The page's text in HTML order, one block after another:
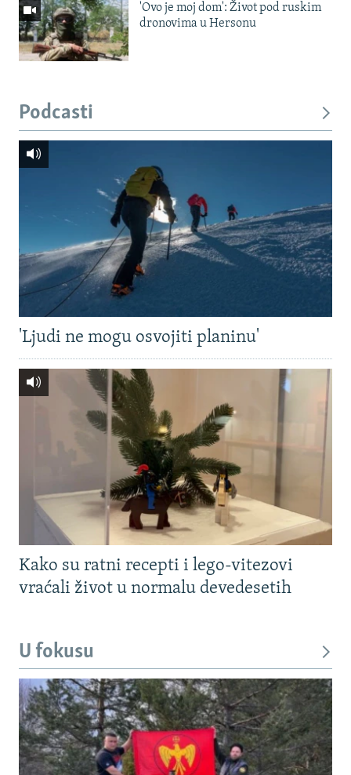
'Ovo je moj dom': Život pod ruskim
dronovima u Hersonu
Podcasti
'Ljudi ne mogu osvojiti planinu'
Kako su ratni recepti i lego-vitezovi
vraćali život u normalu devedesetih
U fokusu